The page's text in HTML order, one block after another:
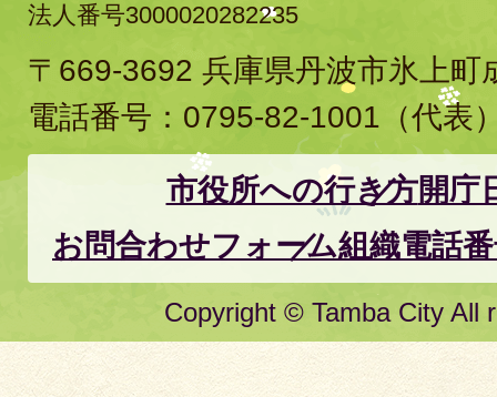
法人番号3000020282235
〒669-3692 兵庫県丹波市氷上町
電話番号： 0795-82-1001 （代表
市役所への行き方開庁
お問合わせフォーム組織電話
Copyright © Tamba City All